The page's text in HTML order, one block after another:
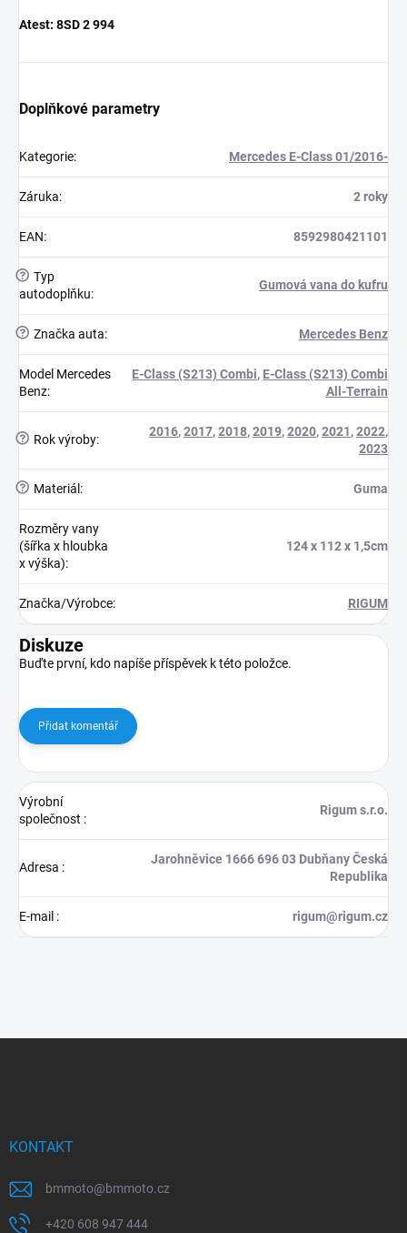
Atest: 8SD 2 994
Doplňkové parametry
Kategorie: Mercedes E-Class 01/2016-
Záruka: 2 roky
EAN: 8592980421101
? Typ
autodoplňku:
Gumová vana do kufru
? Značka auta: Mercedes Benz
Model Mercedes
Benz:
E-Class (S213) Combi, E-Class (S213) Combi
All-Terrain
? Rok výroby:
2016,2017,2018,2019,2020,2021,2022,
2023
? Materiál : Guma
Rozměry vany
(šířka x hloubka
x výška):
124 x 112 x 1,5cm
Značka/Výrobce: RIGUM
Diskuze
Buďte první, kdo napíše příspěvek k této položce.
Přidat komentář
Výrobní
společnost :
Rigum s.r.o.
Adresa :
Jarohněvice 1666 696 03 Dubňany Česká
Republika
E-mail : rigum@rigum.cz
KONTAKT
bmmoto@bmmoto.cz
+420 608 947 444